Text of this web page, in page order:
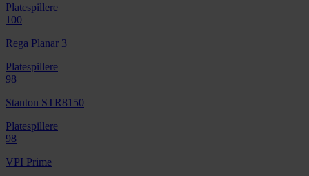
Platespillere
100
Rega Planar 3
Platespillere
98
Stanton STR8150
Platespillere
98
VPI Prime